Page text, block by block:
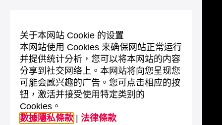
关于本网站 Cookie 的设置
本网站使用 Cookies 来确保网站正常运行
并提供统计分析，您可以将本网站的内容
分享到社交网络上。本网站将向您呈现您
可能会感兴趣的广告。您可点击相应的按
钮，激活并接受使用特定类别的
Cookies。
數據隱私條款
法律條款